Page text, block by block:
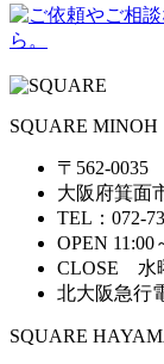
SQUARE MINOH
〒562-0035
大阪府箕面
TEL：072-
OPEN 11:00
CLOSE 水
北大阪急行
SQUARE